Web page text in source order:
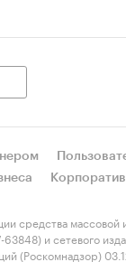
средства
и сетевого
(Роскомнадзор)